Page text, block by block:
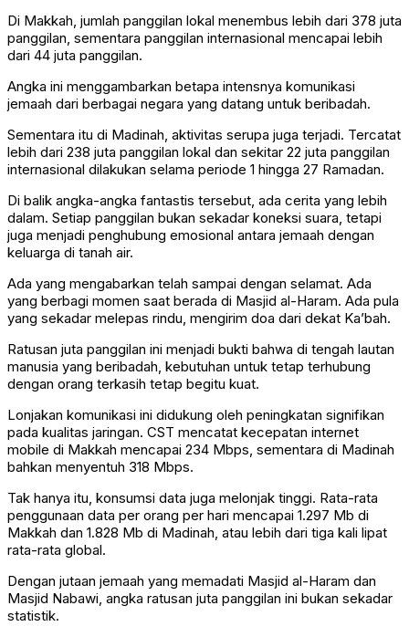
Di Makkah, jumlah panggilan lokal menembus lebih dari 378 juta
panggilan, sementara panggilan internasional mencapai lebih
dari 44 juta panggilan.
Angka ini menggambarkan betapa intensnya komunikasi
jemaah dari berbagai negara yang datang untuk beribadah.
Sementara itu di Madinah, aktivitas serupa juga terjadi. Tercatat
lebih dari 238 juta panggilan lokal dan sekitar 22 juta panggilan
internasional dilakukan selama periode 1 hingga 27 Ramadan.
Di balik angka-angka fantastis tersebut, ada cerita yang lebih
dalam. Setiap panggilan bukan sekadar koneksi suara, tetapi
juga menjadi penghubung emosional antara jemaah dengan
keluarga di tanah air.
Ada yang mengabarkan telah sampai dengan selamat. Ada
yang berbagi momen saat berada di Masjid al-Haram. Ada pula
yang sekadar melepas rindu, mengirim doa dari dekat Ka’bah.
Ratusan juta panggilan ini menjadi bukti bahwa di tengah lautan
manusia yang beribadah, kebutuhan untuk tetap terhubung
dengan orang terkasih tetap begitu kuat.
Lonjakan komunikasi ini didukung oleh peningkatan signifikan
pada kualitas jaringan. CST mencatat kecepatan internet
mobile di Makkah mencapai 234 Mbps, sementara di Madinah
bahkan menyentuh 318 Mbps.
Tak hanya itu, konsumsi data juga melonjak tinggi. Rata-rata
penggunaan data per orang per hari mencapai 1.297 Mb di
Makkah dan 1.828 Mb di Madinah, atau lebih dari tiga kali lipat
rata-rata global.
Dengan jutaan jemaah yang memadati Masjid al-Haram dan
Masjid Nabawi, angka ratusan juta panggilan ini bukan sekadar
statistik.